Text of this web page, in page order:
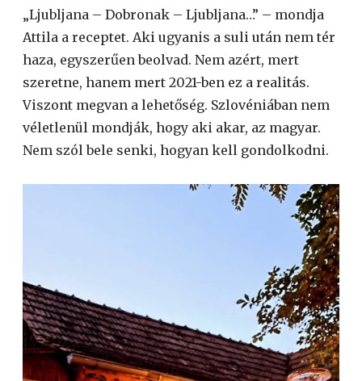
„Ljubljana – Dobronak – Ljubljana…” – mondja
Attila a receptet. Aki ugyanis a suli után nem tér
haza, egyszerűen beolvad. Nem azért, mert
szeretne, hanem mert 2021-ben ez a realitás.
Viszont megvan a lehetőség. Szlovéniában nem
véletlenül mondják, hogy aki akar, az magyar.
Nem szól bele senki, hogyan kell gondolkodni.